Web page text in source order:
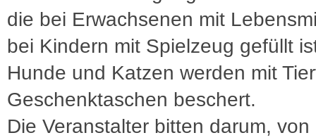
die bei Erwachsenen mit
bei Kindern mit Spielzeug gefüllt
Hunde und Katzen werden mit
Geschenktaschen beschert.
Die Veranstalter bitten darum, von